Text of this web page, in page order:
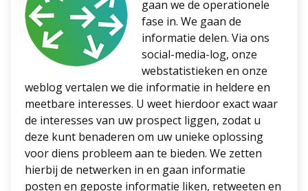
gaan we de operationele
fase in. We gaan de
informatie delen. Via ons
social-media-log, onze
webstatistieken en onze
weblog vertalen we die informatie in heldere en
meetbare interesses. U weet hierdoor exact waar
de interesses van uw prospect liggen, zodat u
deze kunt benaderen om uw unieke oplossing
voor diens probleem aan te bieden. We zetten
hierbij de netwerken in en gaan informatie
posten en geposte informatie liken, retweeten en